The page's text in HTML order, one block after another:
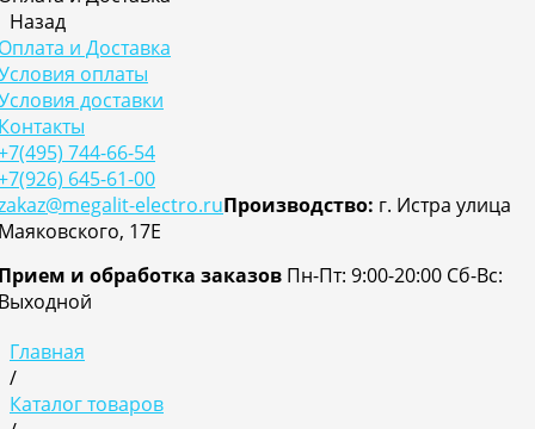
Назад
и Доставка
оплаты
доставки
744-66-54
645-61-00
electro.ruПроизводство: г. Истра улица
17Е
и обработка заказов Пн-Пт: 9:00-20:00 Cб-Вс:
Главная
/
Каталог товаров